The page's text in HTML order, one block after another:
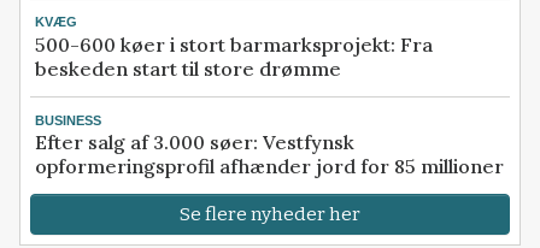
KVÆG
500-600 køer i stort barmarksprojekt: Fra
beskeden start til store drømme
BUSINESS
Efter salg af 3.000 søer: Vestfynsk
opformeringsprofil afhænder jord for 85 millioner
Se flere nyheder her